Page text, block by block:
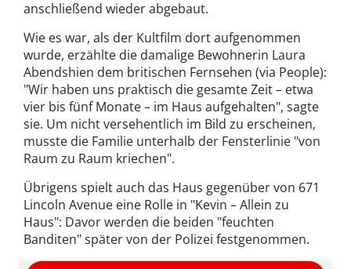
anschließend wieder abgebaut.
Wie es war, als der Kultfilm dort aufgenommen
wurde, erzählte die damalige Bewohnerin Laura
Abendshien dem britischen Fernsehen (via People):
"Wir haben uns praktisch die gesamte Zeit – etwa
vier bis fünf Monate – im Haus aufgehalten", sagte
sie. Um nicht versehentlich im Bild zu erscheinen,
musste die Familie unterhalb der Fensterlinie "von
Raum zu Raum kriechen".
Übrigens spielt auch das Haus gegenüber von 671
Lincoln Avenue eine Rolle in "Kevin – Allein zu
Haus": Davor werden die beiden "feuchten
Banditen" später von der Polizei festgenommen.